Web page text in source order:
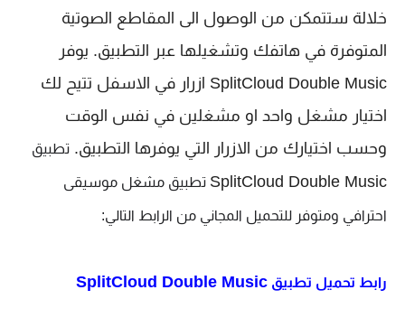
خلالة ستتمكن من الوصول الى المقاطع الصوتية
المتوفرة في هاتفك وتشغيلها عبر التطبيق. يوفر
SplitCloud Double Music ازرار في الاسفل تتيح لك
اختيار مشغل واحد او مشغلين في نفس الوقت
وحسب اختيارك من الازرار التي يوفرها التطبيق. تطبيق
SplitCloud Double Music
احترافي ومتوفر للتحميل المجاني من الرابط التالي:
رابط تحميل تطبيق SplitCloud Double Music